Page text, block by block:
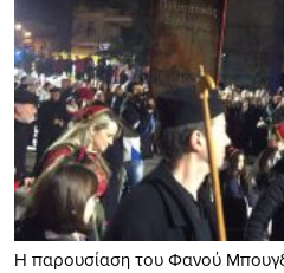
Η παρουσίαση του Φανού